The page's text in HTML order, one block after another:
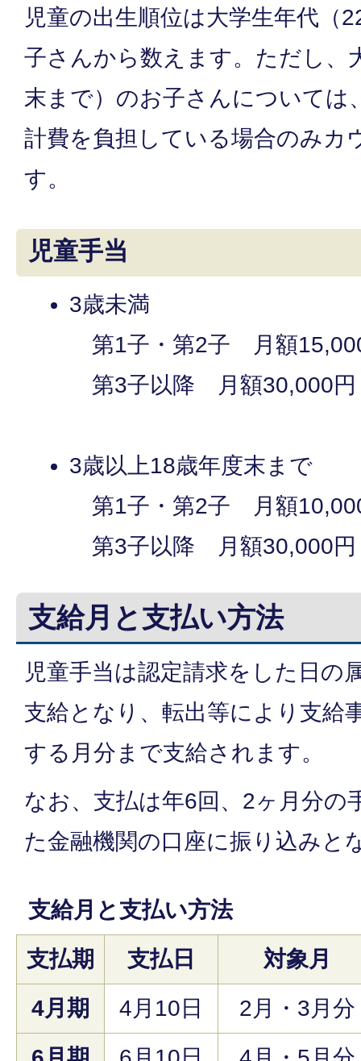
児童の出生順位は大学生年代（
子さんから数えます。ただし、
末まで）のお子さんについては
計費を負担している場合のみカ
す。
児童手当
3歳未満
第1子・第2子 月額
第3子以降 月額30,000円
3歳以上18歳年度末まで
第1子・第2子 月額
第3子以降 月額30,000円
支給月と支払い方法
児童手当は認定請求をした日の
支給となり、転出等により支給
する月分まで支給されます。
なお、支払は年6回、2ヶ月分の
た金融機関の口座に振り込みと
支給月と支払い方法
支払期
支払日
対象月
4月期
4月10日
2月・3月分